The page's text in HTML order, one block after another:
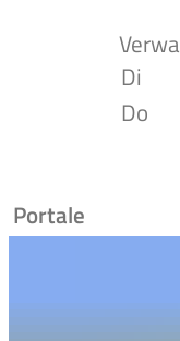
Di
Do
Portale